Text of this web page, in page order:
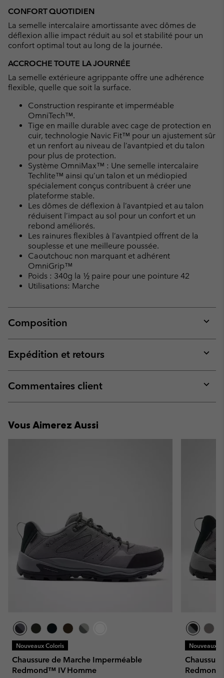
CONFORT QUOTIDIEN
La semelle intercalaire amortissante avec dômes de
déflexion allie impact réduit au sol et stabilité pour un
confort optimal tout au long de la journée.
ACCROCHE TOUTE LA JOURNÉE
La semelle extérieure agrippante offre une adhérence
flexible, quelle que soit la surface.
Construction respirante et imperméable
OmniTech™.
Tige en maille durable avec cage de protection en
cuir, technologie Navic Fit™ pour un ajustement sûr
et un renfort au niveau de l’avantpied et du talon
pour plus de protection.
Système OmniMax™ : Une semelle intercalaire
Techlite™ ainsi qu’un talon et un médiopied
spécialement conçus contribuent à créer une
plateforme stable.
Les dômes de déflexion à l’avantpied et au talon
réduisent l’impact au sol pour un confort et un
rebond améliorés.
Les rainures flexibles à l’avantpied offrent de la
souplesse et une meilleure poussée.
Caoutchouc non marquant et adhérent
OmniGrip™
Poids : 340g la ½ paire pour une pointure 42
Utilisations: Marche
Composition
or
Expédition et retours
or
Commentaires client
or
Vous Aimerez Aussi
Nouveaux Coloris
Chaussure de Marche Imperméable
Redmond™ IV Homme
Nouveaux